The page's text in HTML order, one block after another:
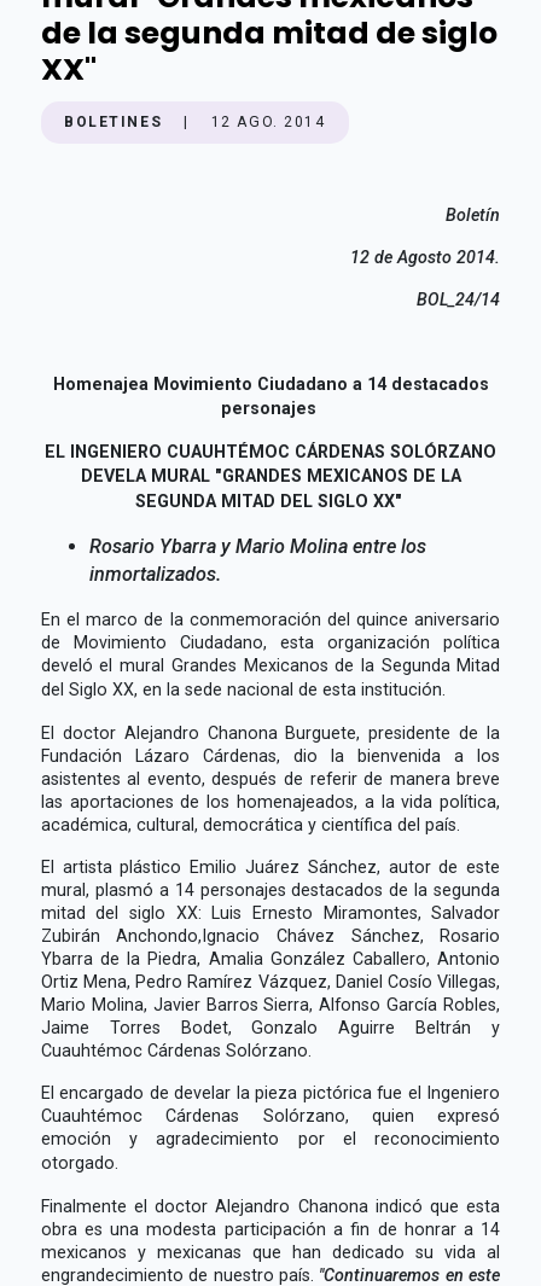
de la segunda mitad de siglo
XX"
BOLETINES 12 AGO. 2014
Boletín
12 de Agosto 2014.
BOL_24/14
Homenajea Movimiento Ciudadano a 14 destacados
personajes
EL INGENIERO CUAUHTÉMOC CÁRDENAS SOLÓRZANO
DEVELA MURAL "GRANDES MEXICANOS DE LA
SEGUNDA MITAD DEL SIGLO XX"
Rosario Ybarra y Mario Molina entre los
inmortalizados.
En el marco de la conmemoración del quince aniversario
de Movimiento Ciudadano, esta organización política
develó el mural Grandes Mexicanos de la Segunda Mitad
del Siglo XX, en la sede nacional de esta institución.
El doctor Alejandro Chanona Burguete, presidente de la
Fundación Lázaro Cárdenas, dio la bienvenida a los
asistentes al evento, después de referir de manera breve
las aportaciones de los homenajeados, a la vida política,
académica, cultural, democrática y científica del país.
El artista plástico Emilio Juárez Sánchez, autor de este
mural, plasmó a 14 personajes destacados de la segunda
mitad del siglo XX: Luis Ernesto Miramontes, Salvador
Zubirán Anchondo,Ignacio Chávez Sánchez, Rosario
Ybarra de la Piedra, Amalia González Caballero, Antonio
Ortiz Mena, Pedro Ramírez Vázquez, Daniel Cosío Villegas,
Mario Molina, Javier Barros Sierra, Alfonso García Robles,
Jaime Torres Bodet, Gonzalo Aguirre Beltrán y
Cuauhtémoc Cárdenas Solórzano.
El encargado de develar la pieza pictórica fue el Ingeniero
Cuauhtémoc Cárdenas Solórzano, quien expresó
emoción y agradecimiento por el reconocimiento
otorgado.
Finalmente el doctor Alejandro Chanona indicó que esta
obra es una modesta participación a fin de honrar a 14
mexicanos y mexicanas que han dedicado su vida al
engrandecimiento de nuestro país. "Continuaremos en este